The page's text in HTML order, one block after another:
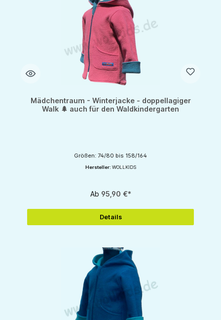
Mädchentraum - Winterjacke - doppellagiger
Walk 🌲 auch für den Waldkindergarten
Größen: 74/80 bis 158/164
Hersteller: WOLLKIDS
Ab 95,90 €*
Details